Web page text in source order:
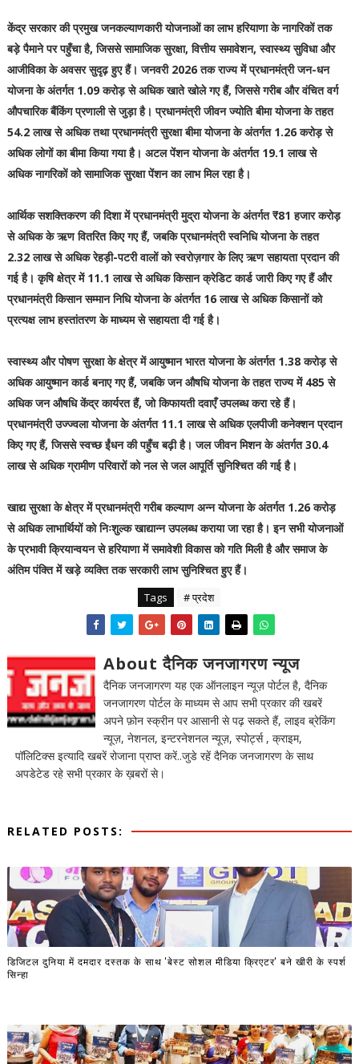
केंद्र सरकार की प्रमुख जनकल्याणकारी योजनाओं का लाभ हरियाणा के नागरिकों तक
बड़े पैमाने पर पहुँचा है, जिससे सामाजिक सुरक्षा, वित्तीय समावेशन, स्वास्थ्य सुविधा और
आजीविका के अवसर सुदृढ़ हुए हैं। जनवरी 2026 तक राज्य में प्रधानमंत्री जन-धन
योजना के अंतर्गत 1.09 करोड़ से अधिक खाते खोले गए हैं, जिससे गरीब और वंचित वर्ग
औपचारिक बैंकिंग प्रणाली से जुड़ा है। प्रधानमंत्री जीवन ज्योति बीमा योजना के तहत
54.2 लाख से अधिक तथा प्रधानमंत्री सुरक्षा बीमा योजना के अंतर्गत 1.26 करोड़ से
अधिक लोगों का बीमा किया गया है। अटल पेंशन योजना के अंतर्गत 19.1 लाख से
अधिक नागरिकों को सामाजिक सुरक्षा पेंशन का लाभ मिल रहा है।
आर्थिक सशक्तिकरण की दिशा में प्रधानमंत्री मुद्रा योजना के अंतर्गत ₹81 हजार करोड़
से अधिक के ऋण वितरित किए गए हैं, जबकि प्रधानमंत्री स्वनिधि योजना के तहत
2.32 लाख से अधिक रेहड़ी-पटरी वालों को स्वरोज़गार के लिए ऋण सहायता प्रदान की
गई है। कृषि क्षेत्र में 11.1 लाख से अधिक किसान क्रेडिट कार्ड जारी किए गए हैं और
प्रधानमंत्री किसान सम्मान निधि योजना के अंतर्गत 16 लाख से अधिक किसानों को
प्रत्यक्ष लाभ हस्तांतरण के माध्यम से सहायता दी गई है।
स्वास्थ्य और पोषण सुरक्षा के क्षेत्र में आयुष्मान भारत योजना के अंतर्गत 1.38 करोड़ से
अधिक आयुष्मान कार्ड बनाए गए हैं, जबकि जन औषधि योजना के तहत राज्य में 485 से
अधिक जन औषधि केंद्र कार्यरत हैं, जो किफायती दवाएँ उपलब्ध करा रहे हैं।
प्रधानमंत्री उज्ज्वला योजना के अंतर्गत 11.1 लाख से अधिक एलपीजी कनेक्शन प्रदान
किए गए हैं, जिससे स्वच्छ ईंधन की पहुँच बढ़ी है। जल जीवन मिशन के अंतर्गत 30.4
लाख से अधिक ग्रामीण परिवारों को नल से जल आपूर्ति सुनिश्चित की गई है।
खाद्य सुरक्षा के क्षेत्र में प्रधानमंत्री गरीब कल्याण अन्न योजना के अंतर्गत 1.26 करोड़
से अधिक लाभार्थियों को निःशुल्क खाद्यान्न उपलब्ध कराया जा रहा है। इन सभी योजनाओं
के प्रभावी क्रियान्वयन से हरियाणा में समावेशी विकास को गति मिली है और समाज के
अंतिम पंक्ति में खड़े व्यक्ति तक सरकारी लाभ सुनिश्चित हुए हैं।
Tags # प्रदेश
About दैनिक जनजागरण न्यूज
दैनिक जनजागरण यह एक ऑनलाइन न्यूज़ पोर्टल है, दैनिक
जनजागरण पोर्टल के माध्यम से आप सभी प्रकार की खबरें
अपने फ़ोन स्क्रीन पर आसानी से पढ़ सकते हैं, लाइव ब्रेकिंग
न्यूज़, नेशनल, इन्टरनेशनल न्यूज़, स्पोर्ट्स , क्राइम,
पॉलिटिक्स इत्यादि खबरें रोजाना प्राप्त करें..जुडे रहें दैनिक जनजागरण के साथ
अपडेटेड रहे सभी प्रकार के ख़बरों से।
RELATED POSTS:
डिजिटल दुनिया में दमदार दस्तक के साथ 'बेस्ट सोशल मीडिया क्रिएटर' बने खीरी के स्पर्श
सिन्हा